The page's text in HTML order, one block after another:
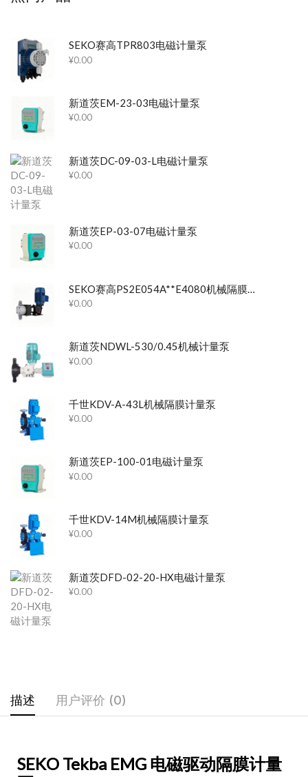
SEKO赛高TPR803电磁计量泵
¥0.00
新道茨EM-23-03电磁计量泵
¥0.00
新道茨DC-09-03-L电磁计量泵
¥0.00
新道茨EP-03-07电磁计量泵
¥0.00
SEKO赛高PS2E054A**E4080机械隔膜计量泵
¥0.00
新道茨NDWL-530/0.45机械计量泵
¥0.00
千世KDV-A-43L机械隔膜计量泵
¥0.00
新道茨EP-100-01电磁计量泵
¥0.00
千世KDV-14M机械隔膜计量泵
¥0.00
新道茨DFD-02-20-HX电磁计量泵
¥0.00
描述 用户评价 (0)
SEKO Tekba EMG 电磁驱动隔膜计量